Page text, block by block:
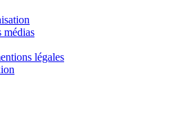
médias
légales